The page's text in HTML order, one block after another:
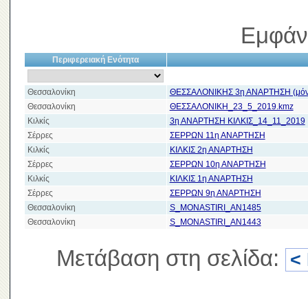
Περιφερειακή Ενότητα
Θεσσαλονίκη
ΘΕΣΣΑΛΟΝΙΚΗΣ 3η ΑΝΑΡΤΗΣΗ
Θεσσαλονίκη
ΘΕΣΣΑΛΟΝΙΚΗ_23_5_2019.kmz
Κιλκίς
3η ΑΝΑΡΤΗΣΗ ΚΙΛΚΙΣ_14_11_2019
Σέρρες
ΣΕΡΡΩΝ 11η ΑΝΑΡΤΗΣΗ
Κιλκίς
ΚΙΛΚΙΣ 2η ΑΝΑΡΤΗΣΗ
Σέρρες
ΣΕΡΡΩΝ 10η ΑΝΑΡΤΗΣΗ
Κιλκίς
ΚΙΛΚΙΣ 1η ΑΝΑΡΤΗΣΗ
Σέρρες
ΣΕΡΡΩΝ 9η ΑΝΑΡΤΗΣΗ
Θεσσαλονίκη
S_MONASTIRI_AN1485
Θεσσαλονίκη
S_MONASTIRI_AN1443
Μετάβαση στη σελίδα: <